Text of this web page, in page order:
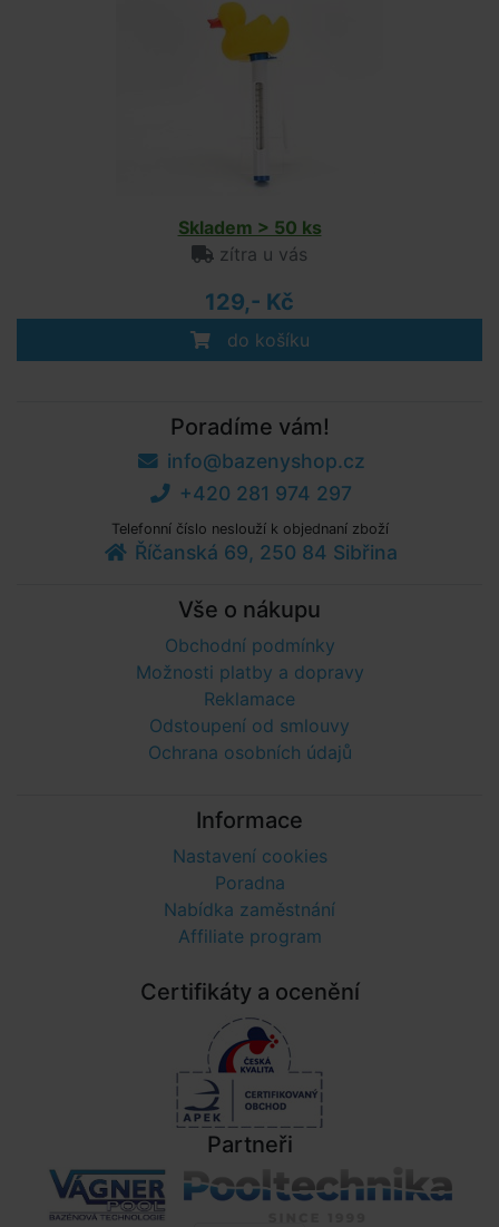
Skladem > 50 ks
zítra u vás
129,- Kč
do košíku
Poradíme vám!
info@bazenyshop.cz
+420 281 974 297
Telefonní číslo neslouží k objednaní zboží
Říčanská 69, 250 84 Sibřina
Vše o nákupu
Obchodní podmínky
Možnosti platby a dopravy
Reklamace
Odstoupení od smlouvy
Ochrana osobních údajů
Informace
Nastavení cookies
Poradna
Nabídka zaměstnání
Affiliate program
Certifikáty a ocenění
Partneři